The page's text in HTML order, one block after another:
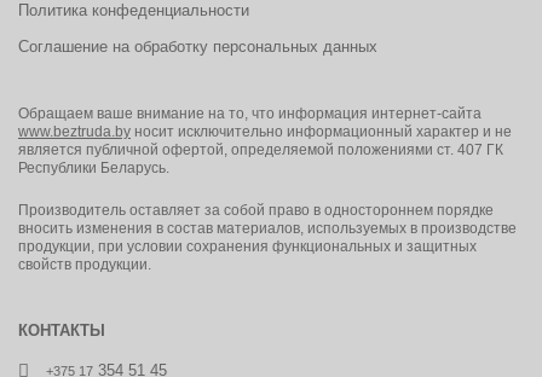
Политика конфеденциальности
Соглашение на обработку персональных данных
Обращаем ваше внимание на то, что информация интернет-сайта
www.beztruda.by носит исключительно информационный характер и не
является публичной офертой, определяемой положениями ст. 407 ГК
Республики Беларусь.
Производитель оставляет за собой право в одностороннем порядке
вносить изменения в состав материалов, используемых в производстве
продукции, при условии сохранения функциональных и защитных
свойств продукции.
КОНТАКТЫ
+375 17 354 51 45